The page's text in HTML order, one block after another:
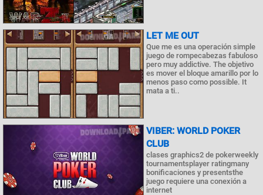
LET ME OUT
Que me es una operación simple
juego de rompecabezas fabuloso
pero muy addictive. The objetivo
es mover el bloque amarillo por lo
menos paso como possible. It
mata a ti..
VIBER: WORLD POKER
CLUB
clases graphics2 de pokerweekly
tournamentsplayer ratingmany
bonificaciones y presentsthe
juego requiere una conexión a
internet